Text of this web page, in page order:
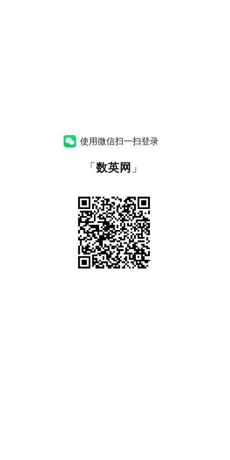
使用微信扫一扫登录
「数英网 」